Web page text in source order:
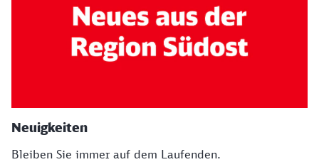
Neuigkeiten
Bleiben Sie immer auf dem Laufenden.